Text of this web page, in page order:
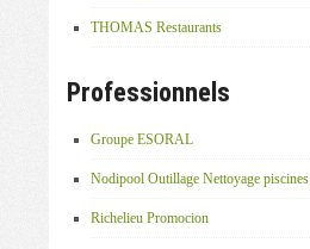
THOMAS Restaurants
Professionnels
Groupe ESORAL
Nodipool Outillage Nettoyage piscines
Richelieu Promocion